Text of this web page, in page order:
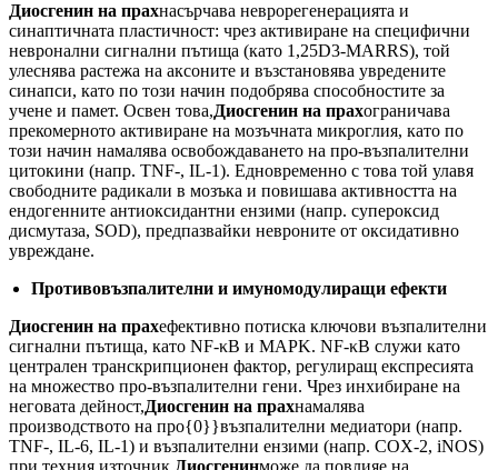
Диосгенин на прахнасърчава неврорегенерацията и
синаптичната пластичност: чрез активиране на специфични
невронални сигнални пътища (като 1,25D3-MARRS), той
улеснява растежа на аксоните и възстановява увредените
синапси, като по този начин подобрява способностите за
учене и памет. Освен това,Диосгенин на прахограничава
прекомерното активиране на мозъчната микроглия, като по
този начин намалява освобождаването на про-възпалителни
цитокини (напр. TNF-, IL-1). Едновременно с това той улавя
свободните радикали в мозъка и повишава активността на
ендогенните антиоксидантни ензими (напр. супероксид
дисмутаза, SOD), предпазвайки невроните от оксидативно
увреждане.
Противовъзпалителни и имуномодулиращи ефекти
Диосгенин на прахефективно потиска ключови възпалителни
сигнални пътища, като NF-κB и MAPK. NF-κB служи като
централен транскрипционен фактор, регулиращ експресията
на множество про-възпалителни гени. Чрез инхибиране на
неговата дейност,Диосгенин на прахнамалява
производството на про{0}}възпалителни медиатори (напр.
TNF-, IL-6, IL-1) и възпалителни ензими (напр. COX-2, iNOS)
при техния източник. Диосгенинможе да повлияе на